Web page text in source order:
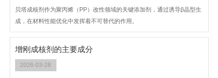
贝塔成核剂作为聚丙烯（PP）改性领域的关键添加剂，通过诱导β晶型生
成，在材料性能优化中发挥着不可替代的作用。
增刚成核剂的主要成分
2026-03-28